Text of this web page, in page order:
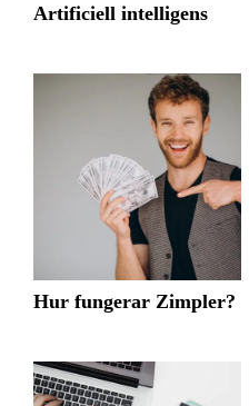
Artificiell intelligens
Hur fungerar Zimpler?